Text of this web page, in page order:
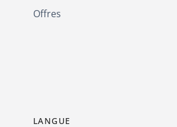
Offres
LANGUE